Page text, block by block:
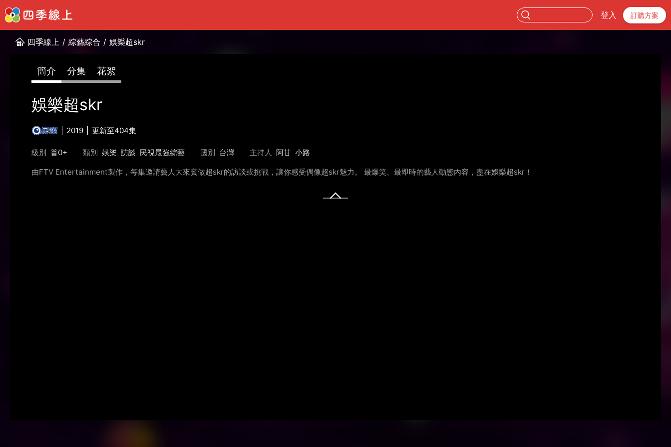
登入 訂購方案
四季線上 / 綜藝綜合 / 娛樂超skr
簡介 分集 花絮
娛樂超skr
2019 更新至404集
級別 普0+ 類別 娛樂 訪談 民視最強綜藝 國別 台灣 主持人 阿甘 小路
由FTV Entertainment製作，每集邀請藝人大來賓做超skr的訪談或挑戰，讓你感受偶像超skr魅力。 最爆笑、最即時的藝人動態內容，盡在娛樂超skr！